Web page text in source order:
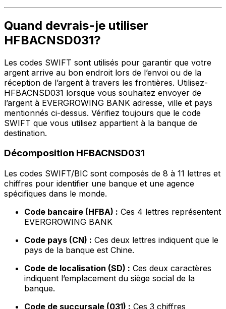
Quand devrais-je utiliser
HFBACNSD031?
Les codes SWIFT sont utilisés pour garantir que votre
argent arrive au bon endroit lors de l’envoi ou de la
réception de l’argent à travers les frontières. Utilisez-
HFBACNSD031 lorsque vous souhaitez envoyer de
l’argent à EVERGROWING BANK adresse, ville et pays
mentionnés ci-dessus. Vérifiez toujours que le code
SWIFT que vous utilisez appartient à la banque de
destination.
Décomposition HFBACNSD031
Les codes SWIFT/BIC sont composés de 8 à 11 lettres et
chiffres pour identifier une banque et une agence
spécifiques dans le monde.
Code bancaire (HFBA) : Ces 4 lettres représentent
EVERGROWING BANK
Code pays (CN) : Ces deux lettres indiquent que le
pays de la banque est Chine.
Code de localisation (SD) : Ces deux caractères
indiquent l’emplacement du siège social de la
banque.
Code de succursale (031) : Ces 3 chiffres